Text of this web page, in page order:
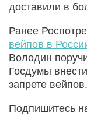
доставили в
Ранее
вейпов в
Володин
Госдумы
запрете вейпов.
Подпишитесь